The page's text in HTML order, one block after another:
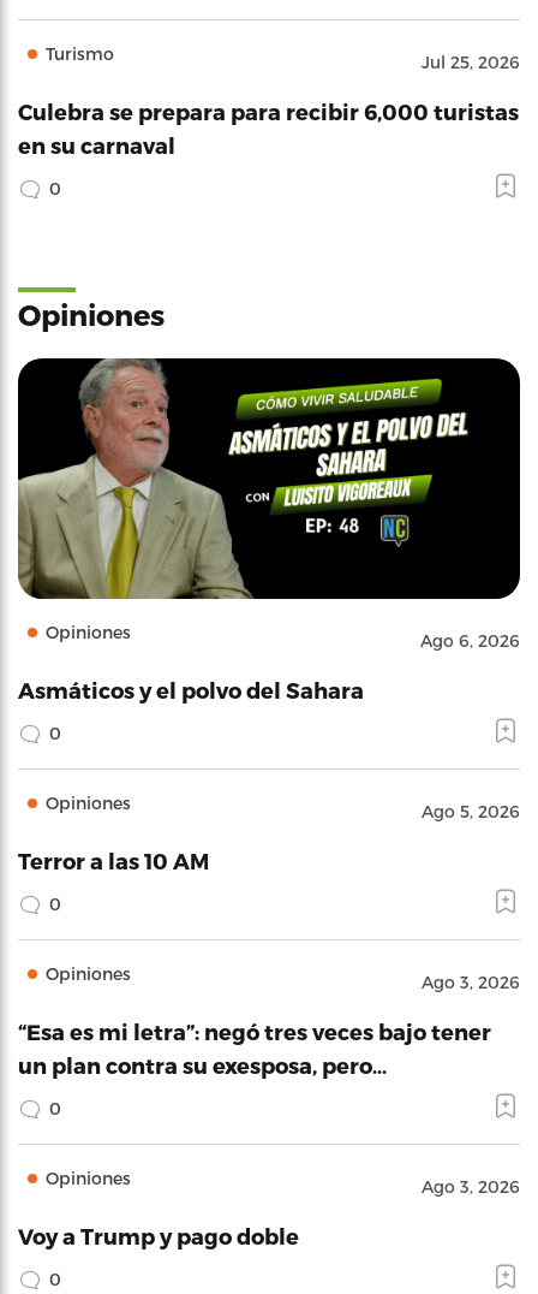
Turismo Jul 25, 2026
Culebra se prepara para recibir 6,000 turistas
en su carnaval
0
Opiniones
Opiniones Ago 6, 2026
Asmáticos y el polvo del Sahara
0
Opiniones Ago 5, 2026
Terror a las 10 AM
0
Opiniones Ago 3, 2026
“Esa es mi letra”: negó tres veces bajo tener
un plan contra su exesposa, pero…
0
Opiniones Ago 3, 2026
Voy a Trump y pago doble
0